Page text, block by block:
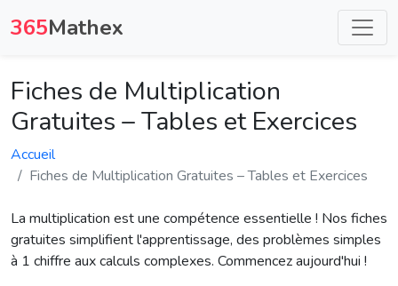
365Mathex
Fiches de Multiplication
Gratuites – Tables et Exercices
Accueil
Fiches de Multiplication Gratuites – Tables et Exercices
La multiplication est une compétence essentielle ! Nos fiches
gratuites simplifient l'apprentissage, des problèmes simples
à 1 chiffre aux calculs complexes. Commencez aujourd'hui !